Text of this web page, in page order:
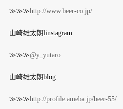
≫≫≫http://www.beer-co.jp/
山崎雄太朗linstagram
≫≫≫@y_yutaro
山崎雄太朗blog
≫≫≫http://profile.ameba.jp/beer-55/